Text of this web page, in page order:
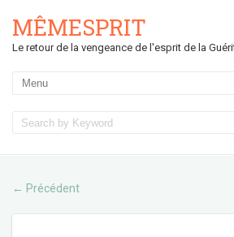
MÊMESPRIT
Le retour de la vengeance de l'esprit de la
← Précédent